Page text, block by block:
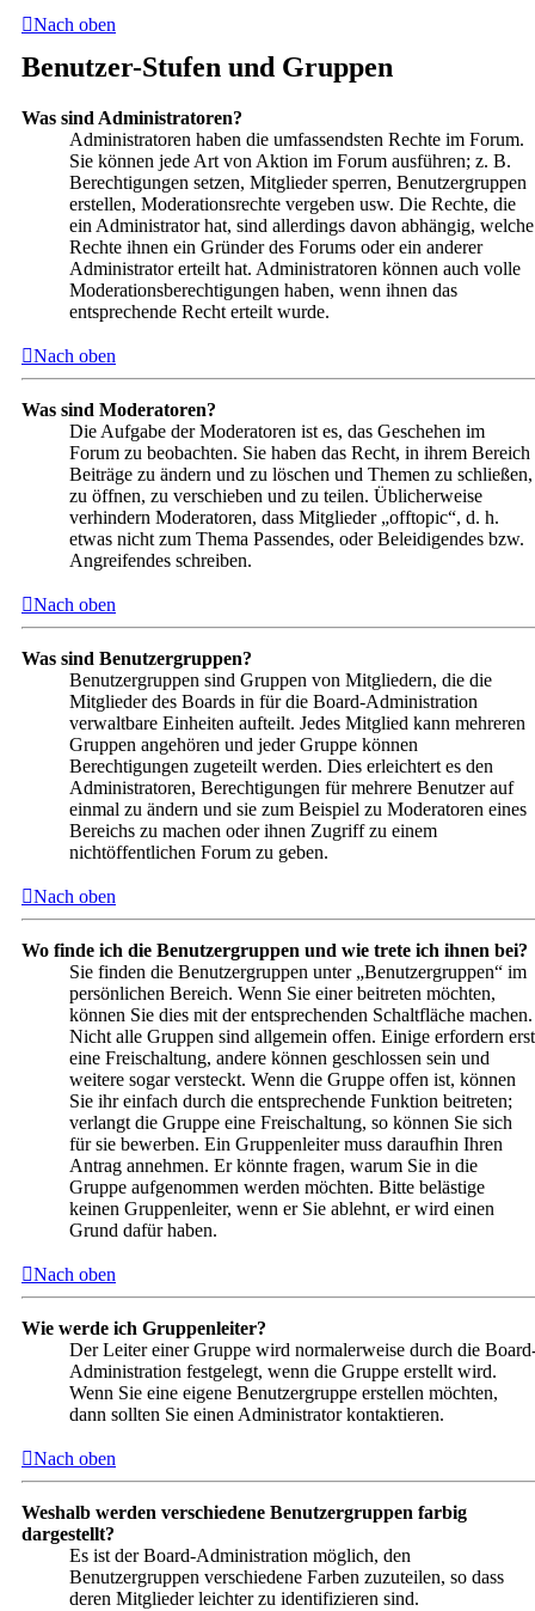
Nach oben
Benutzer-Stufen und Gruppen
Was sind Administratoren?
Administratoren haben die umfassendsten Rechte im Forum.
Sie können jede Art von Aktion im Forum ausführen; z. B.
Berechtigungen setzen, Mitglieder sperren, Benutzergruppen
erstellen, Moderationsrechte vergeben usw. Die Rechte, die
ein Administrator hat, sind allerdings davon abhängig, welche
Rechte ihnen ein Gründer des Forums oder ein anderer
Administrator erteilt hat. Administratoren können auch volle
Moderationsberechtigungen haben, wenn ihnen das
entsprechende Recht erteilt wurde.
Nach oben
Was sind Moderatoren?
Die Aufgabe der Moderatoren ist es, das Geschehen im
Forum zu beobachten. Sie haben das Recht, in ihrem Bereich
Beiträge zu ändern und zu löschen und Themen zu schließen,
zu öffnen, zu verschieben und zu teilen. Üblicherweise
verhindern Moderatoren, dass Mitglieder „offtopic“, d. h.
etwas nicht zum Thema Passendes, oder Beleidigendes bzw.
Angreifendes schreiben.
Nach oben
Was sind Benutzergruppen?
Benutzergruppen sind Gruppen von Mitgliedern, die die
Mitglieder des Boards in für die Board-Administration
verwaltbare Einheiten aufteilt. Jedes Mitglied kann mehreren
Gruppen angehören und jeder Gruppe können
Berechtigungen zugeteilt werden. Dies erleichtert es den
Administratoren, Berechtigungen für mehrere Benutzer auf
einmal zu ändern und sie zum Beispiel zu Moderatoren eines
Bereichs zu machen oder ihnen Zugriff zu einem
nichtöffentlichen Forum zu geben.
Nach oben
Wo finde ich die Benutzergruppen und wie trete ich ihnen bei?
Sie finden die Benutzergruppen unter „Benutzergruppen“ im
persönlichen Bereich. Wenn Sie einer beitreten möchten,
können Sie dies mit der entsprechenden Schaltfläche machen.
Nicht alle Gruppen sind allgemein offen. Einige erfordern erst
eine Freischaltung, andere können geschlossen sein und
weitere sogar versteckt. Wenn die Gruppe offen ist, können
Sie ihr einfach durch die entsprechende Funktion beitreten;
verlangt die Gruppe eine Freischaltung, so können Sie sich
für sie bewerben. Ein Gruppenleiter muss daraufhin Ihren
Antrag annehmen. Er könnte fragen, warum Sie in die
Gruppe aufgenommen werden möchten. Bitte belästige
keinen Gruppenleiter, wenn er Sie ablehnt, er wird einen
Grund dafür haben.
Nach oben
Wie werde ich Gruppenleiter?
Der Leiter einer Gruppe wird normalerweise durch die
Administration festgelegt, wenn die Gruppe erstellt wird.
Wenn Sie eine eigene Benutzergruppe erstellen möchten,
dann sollten Sie einen Administrator kontaktieren.
Nach oben
Weshalb werden verschiedene Benutzergruppen farbig
dargestellt?
Es ist der Board-Administration möglich, den
Benutzergruppen verschiedene Farben zuzuteilen, so dass
deren Mitglieder leichter zu identifizieren sind.